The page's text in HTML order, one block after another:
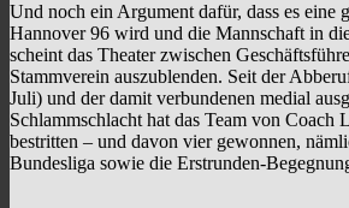
Und noch ein Argument dafür, dass es eine
Hannover 96 wird und die Mannschaft in
scheint das Theater zwischen
Stammverein auszublenden. Seit der
Juli) und der damit verbundenen medial
Schlammschlacht hat das Team von Coach
bestritten – und davon vier gewonnen,
Bundesliga sowie die Erstrunden-